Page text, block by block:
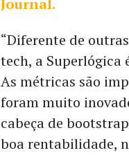
“Diferente de
tech, a Superlógica
As métricas são
foram muito
cabeça de
boa rentabilidade,